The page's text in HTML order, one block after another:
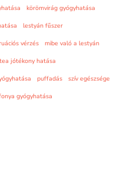
körömvirág gyógyhatása
lestyán fűszer
vérzés
mibe való a lestyán
jótékony hatása
puffadás
szív egészsége
gyógyhatása